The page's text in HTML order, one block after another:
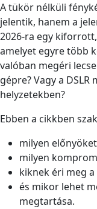
A tükör nélküli
jelentik, hanem a
2026-ra egy
amelyet egyre több
valóban megéri
gépre? Vagy a
helyzetekben?
Ebben a cikkben
milyen
milyen
kiknek éri meg a
és mikor lehet
megtartása.